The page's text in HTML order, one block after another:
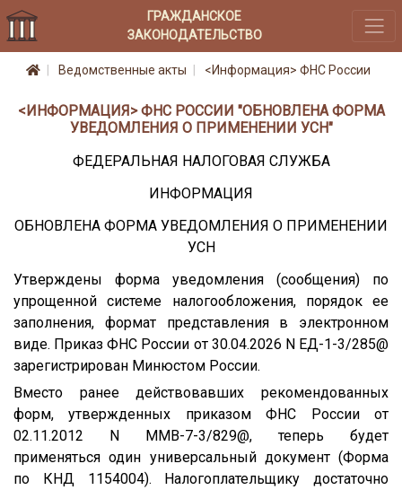
ГРАЖДАНСКОЕ
ЗАКОНОДАТЕЛЬСТВО
Ведомственные акты <Информация> ФНС России
<ИНФОРМАЦИЯ> ФНС РОССИИ "ОБНОВЛЕНА ФОРМА
УВЕДОМЛЕНИЯ О ПРИМЕНЕНИИ УСН"
ФЕДЕРАЛЬНАЯ НАЛОГОВАЯ СЛУЖБА
ИНФОРМАЦИЯ
ОБНОВЛЕНА ФОРМА УВЕДОМЛЕНИЯ О ПРИМЕНЕНИИ
УСН
Утверждены форма уведомления (сообщения) по
упрощенной системе налогообложения, порядок ее
заполнения, формат представления в электронном
виде. Приказ ФНС России от 30.04.2026 N ЕД-1-3/285@
зарегистрирован Минюстом России.
Вместо ранее действовавших рекомендованных
форм, утвержденных приказом ФНС России от
02.11.2012 N ММВ-7-3/829@, теперь будет
применяться один универсальный документ (Форма
по КНД 1154004). Налогоплательщику достаточно